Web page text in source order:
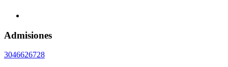
Admisiones
3046626728